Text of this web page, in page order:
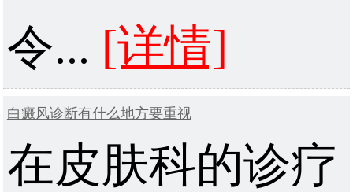
令... [详情]
白癜风诊断有什么地方要重视
在皮肤科的诊疗